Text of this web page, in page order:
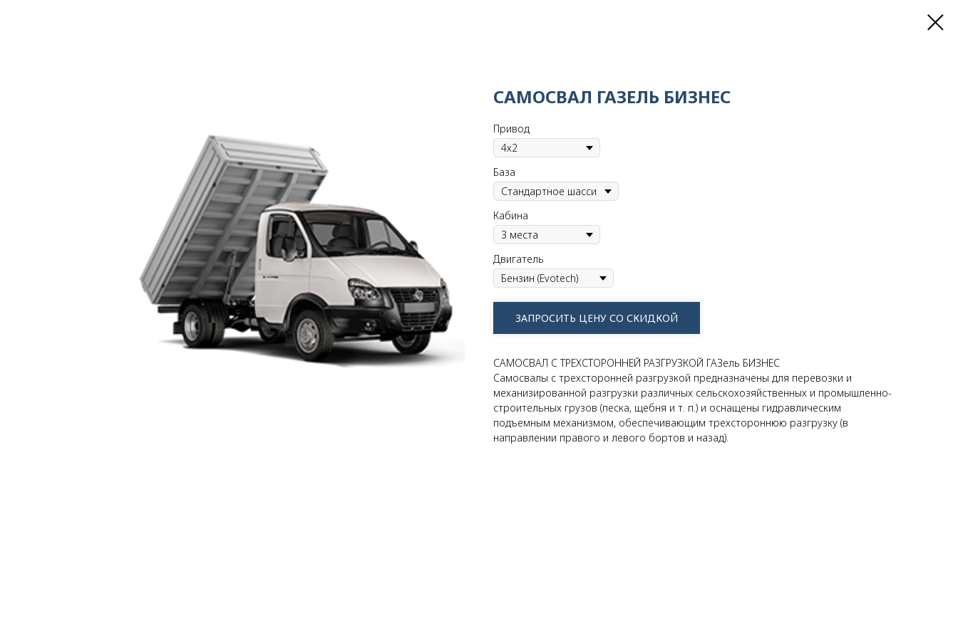
САМОСВАЛ ГАЗЕЛЬ БИЗНЕС
Привод
База
Кабина
Двигатель
ЗАПРОСИТЬ ЦЕНУ СО СКИДКОЙ
САМОСВАЛ С ТРЕХСТОРОННЕЙ РАЗГРУЗКОЙ ГАЗель БИЗНЕС
Самосвалы с трехсторонней разгрузкой предназначены для перевозки и
механизированной разгрузки различных сельскохозяйственных и промышленно-
строительных грузов (песка, щебня и т. п.) и оснащены гидравлическим
подъемным механизмом, обеспечивающим трехстороннюю разгрузку (в
направлении правого и левого бортов и назад).